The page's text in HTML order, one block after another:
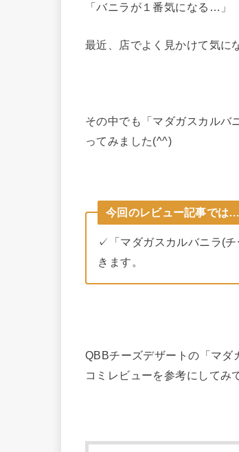
「バニラが１番気になる…」
最近、店でよく見かけて気に
その中でも「マダガスカルバ
ってみました(^^)
今回のレビュー記事では
✓「マダガスカルバニラ(
きます。
QBBチーズデザートの「マ
コミレビューを参考にしてみ